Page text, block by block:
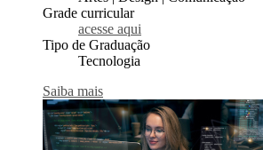
Grade curricular
acesse aqui
Tipo de Graduação
Tecnologia
Saiba mais